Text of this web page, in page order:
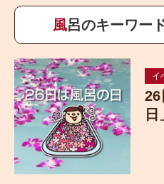
風呂のキーワ
イ
26
日